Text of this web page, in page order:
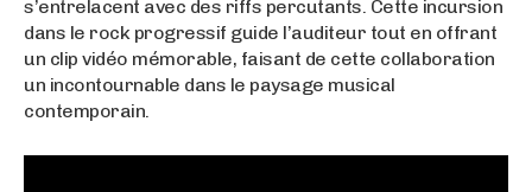
s’entrelacent avec des riffs percutants. Cette incursion
dans le rock progressif guide l’auditeur tout en offrant
un clip vidéo mémorable, faisant de cette collaboration
un incontournable dans le paysage musical
contemporain.